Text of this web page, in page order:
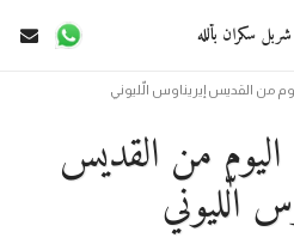
شربل سكران بألله
من القديس إيريناوس الّليوني
من القديس
الّليوني